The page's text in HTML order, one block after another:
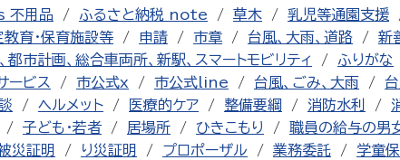
不用品 ふるさと納税 note 草木 乳児等通園支援
教育・保育施設等 申請 市章 台風、大雨、道路 新
都市計画、総合車両所、新駅、スマートモビリティ
ふりがな
ービス 市公式x 市公式line 台風、ごみ、大雨
ヘルメット 医療的ケア 整備要綱 消防水利
子ども・若者 居場所 ひきこもり 職員の給与の男
災証明 り災証明 プロポーザル 業務委託
学童